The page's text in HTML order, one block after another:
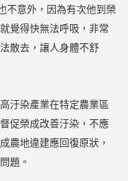
不意外，因為有次他到榮
覺得快無法呼吸，非常
散去，讓人身體不舒
汙染產業在特定農業區
促榮成改善汙染，不應
農地違建應回復原狀，
題。